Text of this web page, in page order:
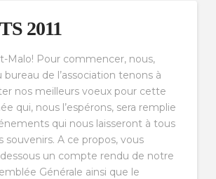
2011
Malo! Pour commencer, nous,
de l’association tenons à
nos meilleurs voeux pour cette
qui, nous l’espérons, sera remplie
qui nous laisseront à tous
souvenirs. A ce propos, vous
un compte rendu de notre
Générale ainsi que le